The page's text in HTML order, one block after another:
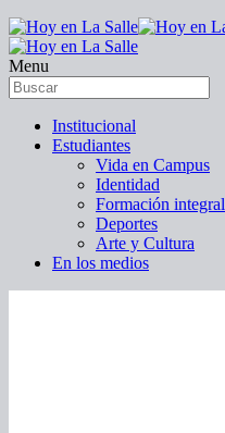
Menu
Institucional
Estudiantes
Vida en Campus
Identidad
Formación integral
Deportes
Arte y Cultura
En los medios